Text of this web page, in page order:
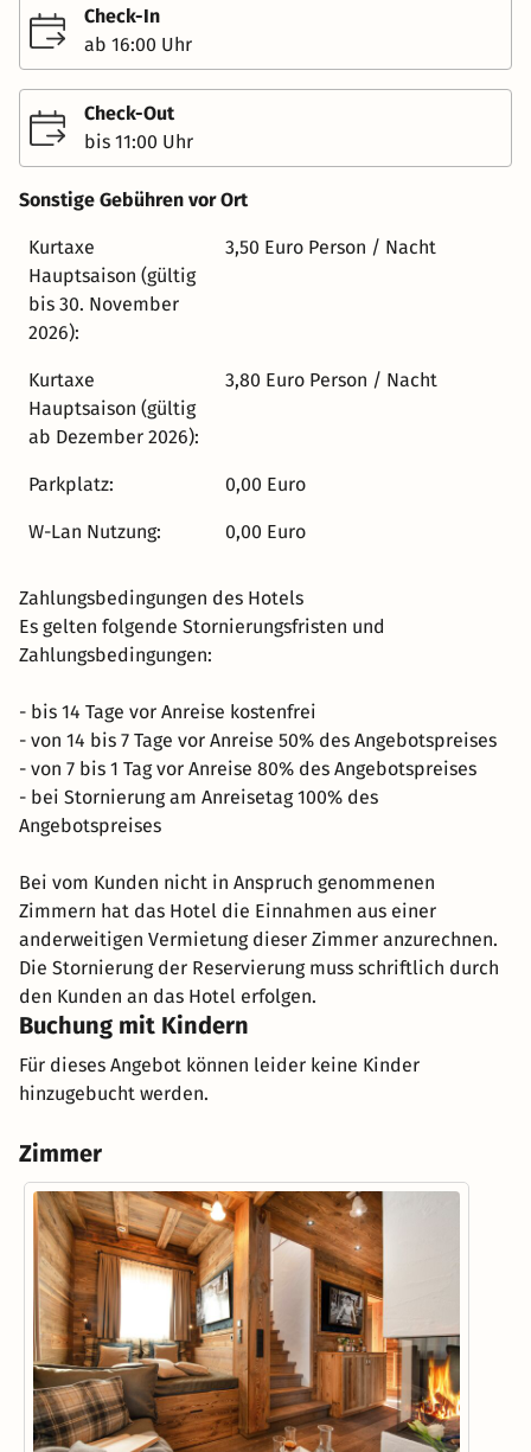
sowie der fünf Chalet-Studios bezaubern. Alle wurden
mit viel Altholz und Liebe zum Detail eingerichtet.
Moderne Medientechnik, Küchenzeilen und Top-
Ausstattung inklusive. Dieser Rückzugsort ist einzigartig.
Harmonisch komponiert. Für Urlaubstage voller Glück.
Check-In
ab 16:00 Uhr
Check-Out
bis 11:00 Uhr
Sonstige Gebühren vor Ort
Kurtaxe
Hauptsaison (gültig
bis 30. November
2026):
3,50 Euro Person / Nacht
Kurtaxe
Hauptsaison (gültig
ab Dezember 2026):
3,80 Euro Person / Nacht
Parkplatz: 0,00 Euro
W-Lan Nutzung: 0,00 Euro
Zahlungsbedingungen des Hotels
Es gelten folgende Stornierungsfristen und
Zahlungsbedingungen:
- bis 14 Tage vor Anreise kostenfrei
- von 14 bis 7 Tage vor Anreise 50% des Angebotspreises
- von 7 bis 1 Tag vor Anreise 80% des Angebotspreises
- bei Stornierung am Anreisetag 100% des
Angebotspreises
Bei vom Kunden nicht in Anspruch genommenen
Zimmern hat das Hotel die Einnahmen aus einer
anderweitigen Vermietung dieser Zimmer anzurechnen.
Die Stornierung der Reservierung muss schriftlich durch
den Kunden an das Hotel erfolgen.
Buchung mit Kindern
Für dieses Angebot können leider keine Kinder
hinzugebucht werden.
Zimmer